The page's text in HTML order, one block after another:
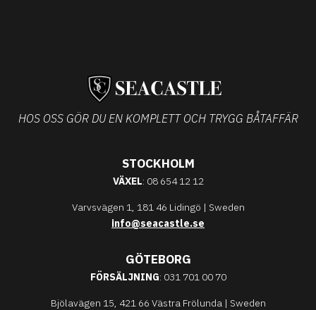
HOS OSS GÖR DU EN KOMPLETT OCH TRYGG BÅTAFFÄR
STOCKHOLM
VÄXEL: 08 654 12 12
Varvsvägen 1, 181 46 Lidingö | Sweden
info@seacastle.se
GÖTEBORG
FÖRSÄLJNING: 031 701 00 70
Bjölavägen 15, 421 66 Västra Frölunda | Sweden